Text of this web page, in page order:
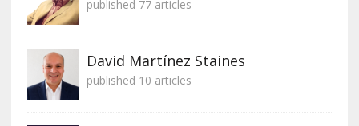
published 77 articles
David Martínez Staines
published 10 articles